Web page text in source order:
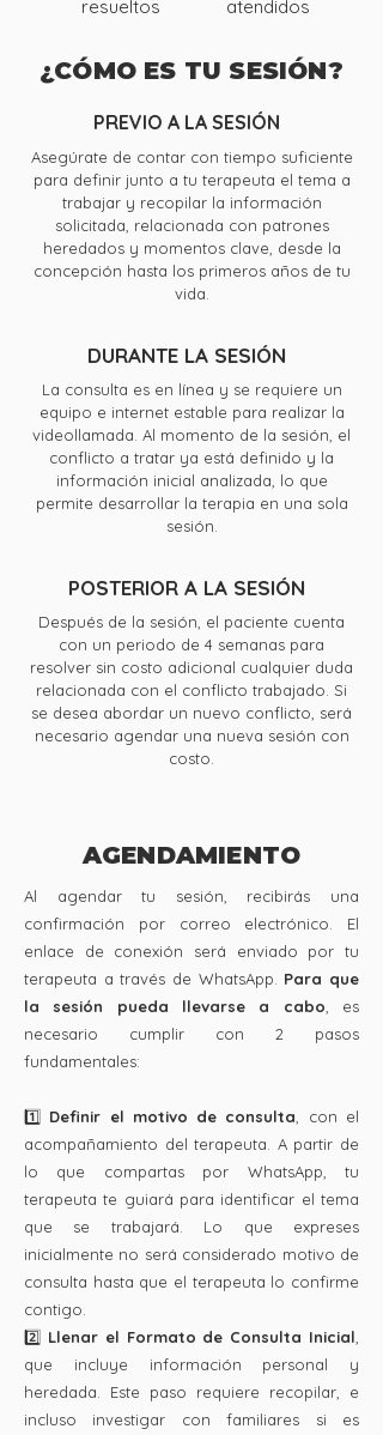
resueltos
atendidos
¿CÓMO ES TU SESIÓN?
PREVIO A LA SESIÓN
Asegúrate de contar con tiempo suficiente
para definir junto a tu terapeuta el tema a
trabajar y recopilar la información
solicitada, relacionada con patrones
heredados y momentos clave, desde la
concepción hasta los primeros años de tu
vida.
DURANTE LA SESIÓN
La consulta es en línea y se requiere un
equipo e internet estable para realizar la
videollamada. Al momento de la sesión, el
conflicto a tratar ya está definido y la
información inicial analizada, lo que
permite desarrollar la terapia en una sola
sesión.
POSTERIOR A LA SESIÓN
Después de la sesión, el paciente cuenta
con un periodo de 4 semanas para
resolver sin costo adicional cualquier duda
relacionada con el conflicto trabajado. Si
se desea abordar un nuevo conflicto, será
necesario agendar una nueva sesión con
costo.
AGENDAMIENTO
Al agendar tu sesión, recibirás una
confirmación por correo electrónico. El
enlace de conexión será enviado por tu
terapeuta a través de WhatsApp. Para que
la sesión pueda llevarse a cabo , es
necesario cumplir con 2 pasos
fundamentales:
1️⃣ Definir el motivo de consulta , con el
acompañamiento del terapeuta. A partir de
lo que compartas por WhatsApp, tu
terapeuta te guiará para identificar el tema
que se trabajará. Lo que expreses
inicialmente no será considerado motivo de
consulta hasta que el terapeuta lo confirme
contigo.
2️⃣ Llenar el Formato de Consulta Inicial
que incluye información personal y
heredada. Este paso requiere recopilar, e
incluso investigar con familiares si es